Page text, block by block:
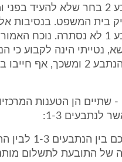
אין חולק כי הנתבע 2 בחר שלא
בית המשפט. בנסיבות
שעדותו של הנתבע 1 לא נסתרה. נוכח
פעל כשלוחו של הנתבע 2 ומשכך, אף
שתיים הן הטענות
לנתבעים 1-3:
האם הותנה ההסכם בין
של התובעת לתשלום